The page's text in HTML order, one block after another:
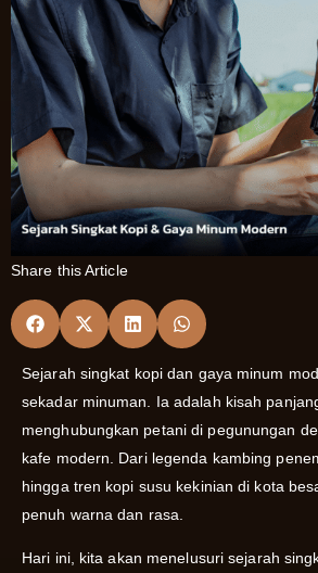
Share this Article
Sejarah singkat kopi dan gaya minum
sekadar minuman. Ia adalah kisah
menghubungkan petani di pegunungan
kafe modern. Dari legenda kambing
hingga tren kopi susu kekinian di kota
penuh warna dan rasa.
Hari ini, kita akan menelusuri sejarah